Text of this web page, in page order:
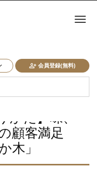
会員登録(無料)
ナ
かた】味、
顧客満足
木」